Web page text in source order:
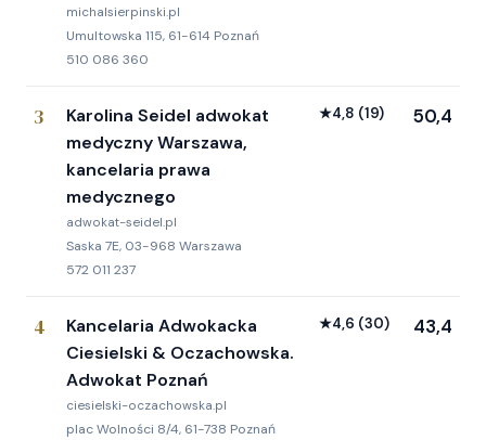
michalsierpinski.pl
Umultowska 115, 61-614 Poznań
510 086 360
3
Karolina Seidel adwokat
medyczny Warszawa,
kancelaria prawa
medycznego
adwokat-seidel.pl
Saska 7E, 03-968 Warszawa
572 011 237
★4,8 (19) 50,4
4
Kancelaria Adwokacka
Ciesielski & Oczachowska.
Adwokat Poznań
ciesielski-oczachowska.pl
plac Wolności 8/4, 61-738 Poznań
★4,6 (30) 43,4